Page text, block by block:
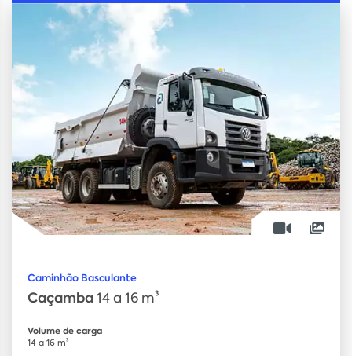
Caminhão Basculante
Caçamba14 a 16 m³
Volume de carga
14 a 16 m³